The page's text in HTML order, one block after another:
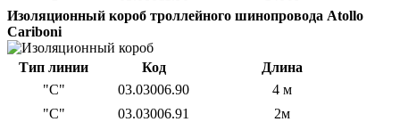
Изоляционный короб троллейного шинопровода Atollo
Cariboni
Тип линии Код
Длина
"С"
03.03006.90
4 м
"С"
03.03006.91 2м